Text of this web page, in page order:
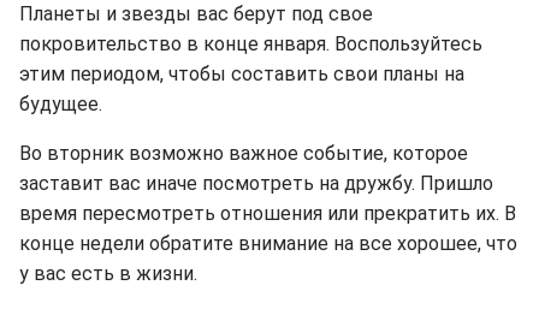
Планеты и звезды вас берут под свое
покровительство в конце января. Воспользуйтесь
этим периодом, чтобы составить свои планы на
будущее.
Во вторник возможно важное событие, которое
заставит вас иначе посмотреть на дружбу. Пришло
время пересмотреть отношения или прекратить их. В
конце недели обратите внимание на все хорошее, что
у вас есть в жизни.